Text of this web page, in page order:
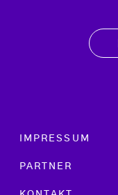
Footer menu
IMPRESSUM
PARTNER